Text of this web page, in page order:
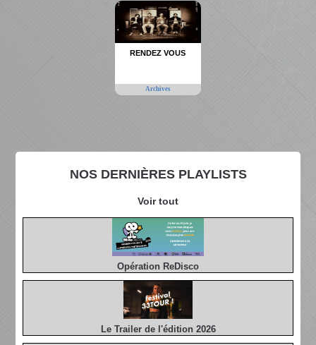
NOS DERNIÈRES PLAYLISTS
Voir tout
Opération ReDisco
Le Trailer de l'édition 2026
RENDEZ VOUS
Archives